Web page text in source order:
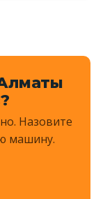
Назовите
машину.